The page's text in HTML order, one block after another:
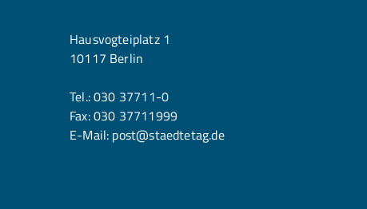
Hausvogteiplatz 1
10117 Berlin
Tel.:030 37711-0
Fax: 030 37711999
E-Mail: post@staedtetag.de